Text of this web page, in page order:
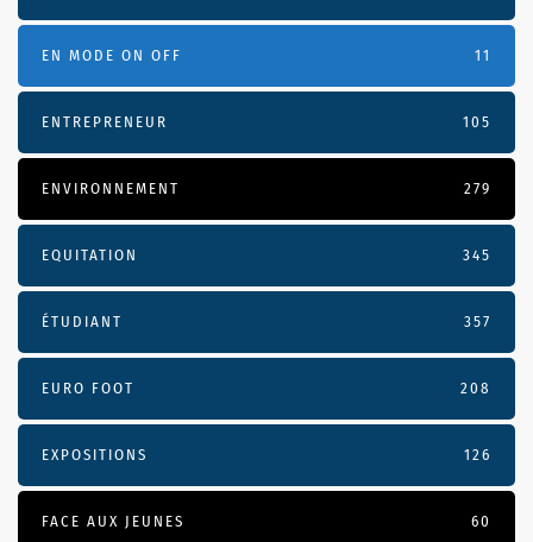
EN MODE ON OFF 11
ENTREPRENEUR 105
ENVIRONNEMENT 279
EQUITATION 345
ÉTUDIANT 357
EURO FOOT 208
EXPOSITIONS 126
FACE AUX JEUNES 60